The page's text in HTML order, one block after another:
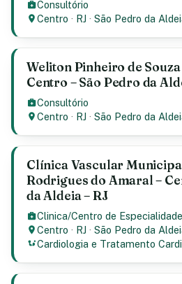
Consultório
Centro · RJ ·São Pedro da
Weliton Pinheiro de
Centro – São Pedro da
Consultório
Centro · RJ ·São Pedro da
Clínica Vascular
Rodrigues do Amaral –
da Aldeia – RJ
Clinica/Centro de Especialidade
Centro · RJ ·São Pedro da
Cardiologia e Tratamento